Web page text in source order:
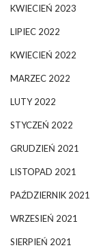
KWIECIEŃ 2023
LIPIEC 2022
KWIECIEŃ 2022
MARZEC 2022
LUTY 2022
STYCZEŃ 2022
GRUDZIEŃ 2021
LISTOPAD 2021
PAŹDZIERNIK 2021
WRZESIEŃ 2021
SIERPIEŃ 2021